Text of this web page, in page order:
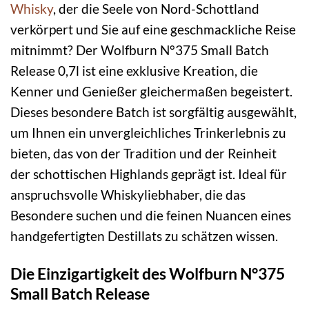
Whisky, der die Seele von Nord-Schottland
verkörpert und Sie auf eine geschmackliche Reise
mitnimmt? Der Wolfburn N°375 Small Batch
Release 0,7l ist eine exklusive Kreation, die
Kenner und Genießer gleichermaßen begeistert.
Dieses besondere Batch ist sorgfältig ausgewählt,
um Ihnen ein unvergleichliches Trinkerlebnis zu
bieten, das von der Tradition und der Reinheit
der schottischen Highlands geprägt ist. Ideal für
anspruchsvolle Whiskyliebhaber, die das
Besondere suchen und die feinen Nuancen eines
handgefertigten Destillats zu schätzen wissen.
Die Einzigartigkeit des Wolfburn N°375
Small Batch Release